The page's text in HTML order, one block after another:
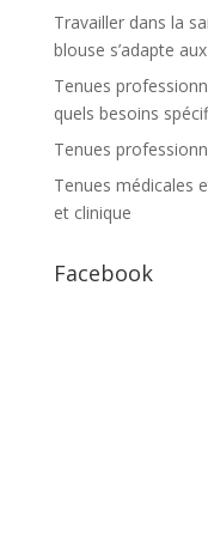
Travailler dans la
blouse s’adapte
Tenues
quels besoins
Tenues
Tenues médicales
et clinique
Facebook